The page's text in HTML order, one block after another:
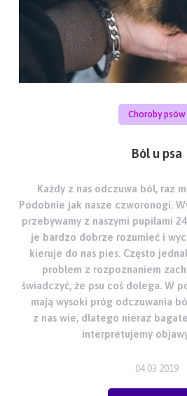
Choroby psów
Ból u psa
Każdy z nas odczuwa ból, raz
Podobnie jak nasze czworonogi.
przebywamy z naszymi pupilami
je bardzo dobrze rozumieć i
kieruje do nas pies. Często
problem z rozpoznaniem
świadczyć, że psu coś dolega. W
mają wysoki próg odczuwania
z nas wie, dlatego nieraz
interpretujemy
04.03.2019